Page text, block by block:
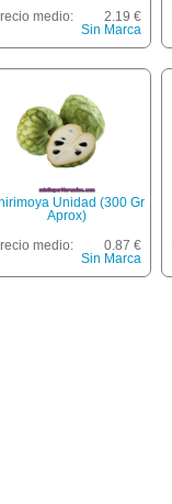
medio:
2.19 €
Sin Marca
Unidad (300 Gr
Aprox)
medio:
0.87 €
Sin Marca